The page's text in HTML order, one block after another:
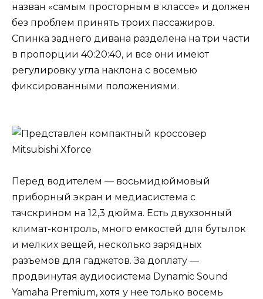
назван «самым просторным в классе» и должен
без проблем принять троих пассажиров.
Спинка заднего дивана разделена на три части
в пропорции 40:20:40, и все они имеют
регулировку угла наклона с восемью
фиксированными положениями.
Перед водителем — восьмидюймовый
приборный экран и медиасистема с
тачскрином на 12,3 дюйма. Есть двухзонный
климат-контроль, много емкостей для бутылок
и мелких вещей, несколько зарядных
разъемов для гаджетов. За доплату —
продвинутая аудиосистема Dynamic Sound
Yamaha Premium, хотя у нее только восемь